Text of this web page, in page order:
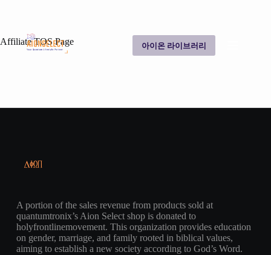
아이온 라이브러리
Affiliate TOS Page
A portion of the sales revenue from products sold at
quantumtronix’s Aion Select shop is donated to
holyfrontlinemovement. This organization provides education
on gender, marriage, and family rooted in biblical values,
aiming to establish a new society according to God’s Word.